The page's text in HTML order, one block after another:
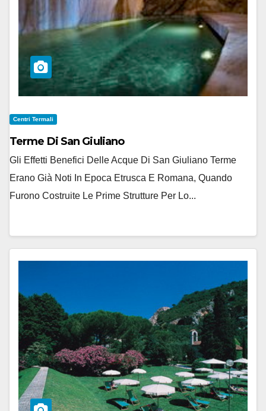
Centri Termali
Terme Di San Giuliano
Gli Effetti Benefici Delle Acque Di San Giuliano Terme
Erano Già Noti In Epoca Etrusca E Romana, Quando
Furono Costruite Le Prime Strutture Per Lo...